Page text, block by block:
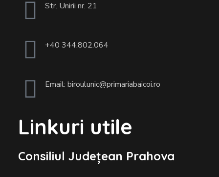
Str. Unirii nr. 21
+40 344.802.064
Email: biroulunic@primariabaicoi.ro
Linkuri utile
Consiliul Județean Prahova